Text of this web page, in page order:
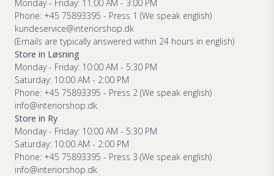
Monday - Friday: 11:00 AM - 3:00 PM
Phone: +45 75893395 - Press 1 (We speak english)
kundeservice@interiorshop.dk
(Emails are typically answered within 24 hours in english)
Store in Løsning
Monday - Friday: 10:00 AM - 5:30 PM
Saturday: 10:00 AM - 2:00 PM
Phone: +45 75893395 - Press 2 (We speak english)
info@interiorshop.dk
Store in Ry
Monday - Friday: 10:00 AM - 5:30 PM
Saturday: 10:00 AM - 2:00 PM
Phone: +45 75893395 - Press 3 (We speak english)
info@interiorshop.dk